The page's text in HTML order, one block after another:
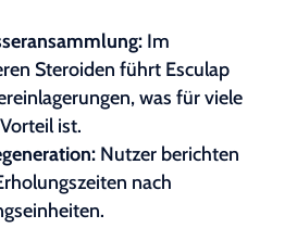
Im
Steroiden führt Esculap
was für viele
ist.
Nutzer berichten
nach